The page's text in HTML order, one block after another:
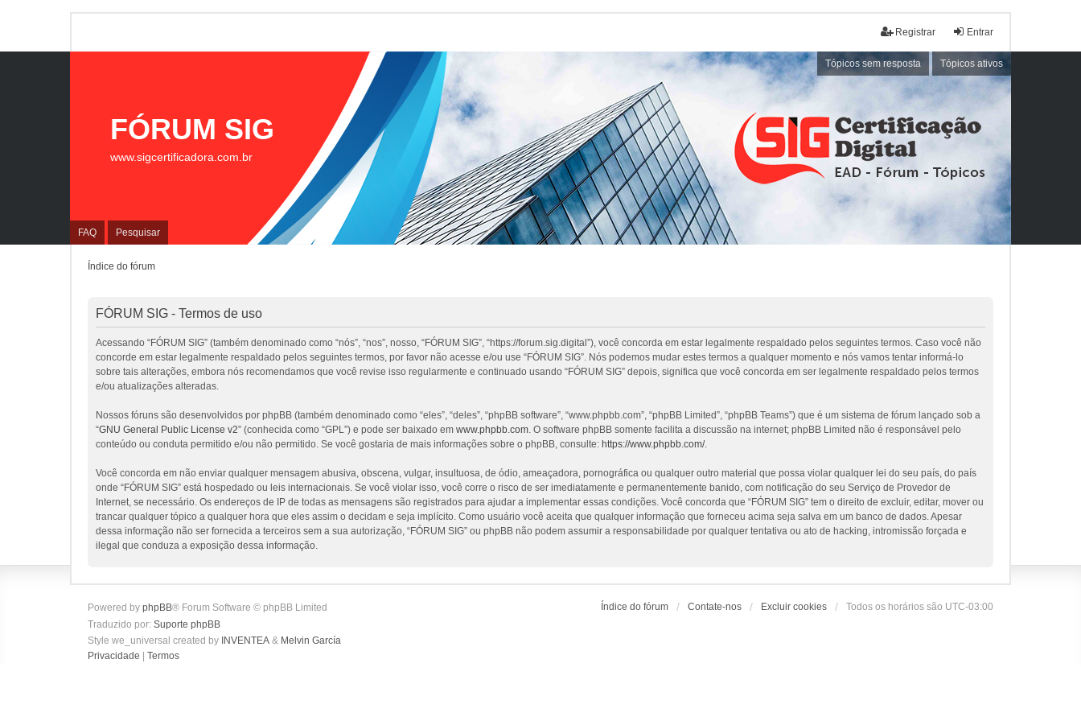
Entrar
Registrar
Tópicos sem resposta Tópicos ativos
FAQ Pesquisar
FÓRUM SIG
www.sigcertificadora.com.br
Índice do fórum
FÓRUM SIG - Termos de uso
Acessando “FÓRUM SIG” (também denominado como “nós”, “nos”, nosso, “FÓRUM SIG”, “https://forum.sig.digital”), você concorda em estar legalmente respaldado pelos seguintes termos. Caso você não
concorde em estar legalmente respaldado pelos seguintes termos, por favor não acesse e/ou use “FÓRUM SIG”. Nós podemos mudar estes termos a qualquer momento e nós vamos tentar informá-lo
sobre tais alterações, embora nós recomendamos que você revise isso regularmente e continuado usando “FÓRUM SIG” depois, significa que você concorda em ser legalmente respaldado pelos termos
e/ou atualizações alteradas.
Nossos fóruns são desenvolvidos por phpBB (também denominado como “eles”, “deles”, “phpBB software”, “www.phpbb.com”, “phpBB Limited”, “phpBB Teams”) que é um sistema de fórum lançado sob a
“GNU General Public License v2” (conhecida como “GPL”) e pode ser baixado em www.phpbb.com. O software phpBB somente facilita a discussão na internet; phpBB Limited não é responsável pelo
conteúdo ou conduta permitido e/ou não permitido. Se você gostaria de mais informações sobre o phpBB, consulte: https://www.phpbb.com/.
Você concorda em não enviar qualquer mensagem abusiva, obscena, vulgar, insultuosa, de ódio, ameaçadora, pornográfica ou qualquer outro material que possa violar qualquer lei do seu país, do país
onde “FÓRUM SIG” está hospedado ou leis internacionais. Se você violar isso, você corre o risco de ser imediatamente e permanentemente banido, com notificação do seu Serviço de Provedor de
Internet, se necessário. Os endereços de IP de todas as mensagens são registrados para ajudar a implementar essas condições. Você concorda que “FÓRUM SIG” tem o direito de excluir, editar, mover ou
trancar qualquer tópico a qualquer hora que eles assim o decidam e seja implícito. Como usuário você aceita que qualquer informação que forneceu acima seja salva em um banco de dados. Apesar
dessa informação não ser fornecida a terceiros sem a sua autorização, “FÓRUM SIG” ou phpBB não podem assumir a responsabilidade por qualquer tentativa ou ato de hacking, intromissão forçada e
ilegal que conduza a exposição dessa informação.
Índice do fórum Contate-nos Excluir cookies Todos os horários são UTC-03:00
Powered by phpBB® Forum Software © phpBB Limited
Traduzido por: Suporte phpBB
Style we_universal created by INVENTEA & Melvin García
Privacidade
Termos